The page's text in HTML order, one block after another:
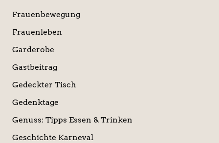
Frauenbewegung
Frauenleben
Garderobe
Gastbeitrag
Gedeckter Tisch
Gedenktage
Genuss: Tipps Essen & Trinken
Geschichte Karneval